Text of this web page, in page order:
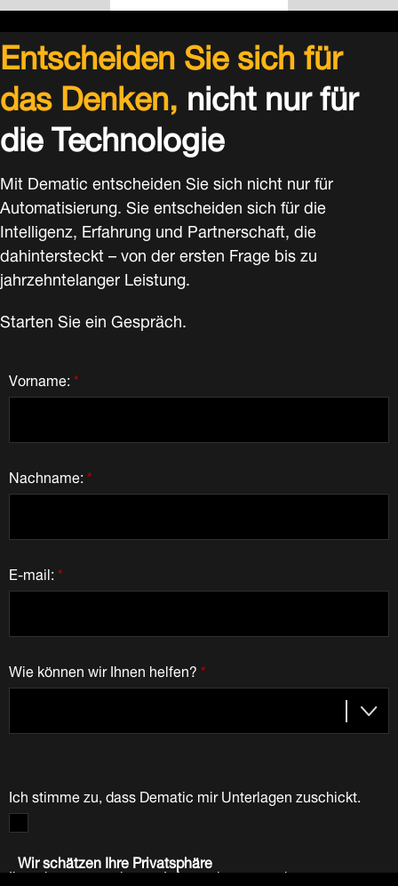
Entscheiden Sie sich für
das Denken,nicht nur für
die Technologie
Mit Dematic entscheiden Sie sich nicht nur für
Automatisierung. Sie entscheiden sich für die
Intelligenz, Erfahrung und Partnerschaft, die
dahintersteckt – von der ersten Frage bis zu
jahrzehntelanger Leistung.
Starten Sie ein Gespräch.
*
Vorname:
*
Nachname:
*
E-mail:
*
Wie können wir Ihnen helfen?
Ich stimme zu, dass Dematic mir Unterlagen zuschickt.
Wir schätzen Ihre Privatsphäre
Ihre oben angegebenen Informationen werden